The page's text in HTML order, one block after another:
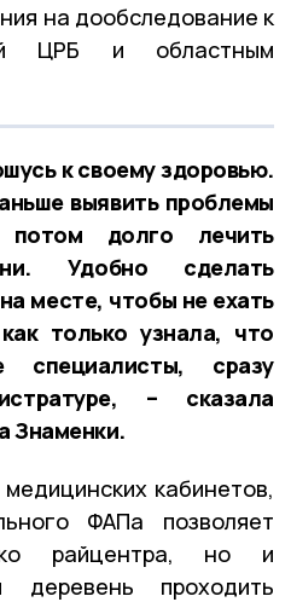
на дообследование к
ЦРБ и областным
к своему здоровью.
выявить проблемы
долго лечить
Удобно сделать
месте, чтобы не ехать
только узнала, что
специалисты, сразу
– сказала
Знаменки.
кабинетов,
ФАПа позволяет
райцентра, но и
проходить